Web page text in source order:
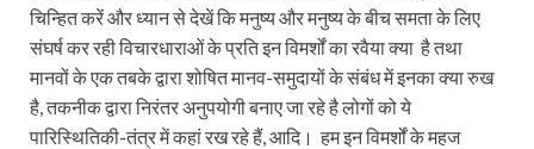
चिन्हित करें और ध्यान से देखें कि मनुष्य और मनुष्य के बीच समता के लिए
संघर्ष कर रही विचारधाराओं के प्रति इन विमर्शों का रवैया क्या है तथा
मानवों के एक तबके द्वारा शोषित मानव-समुदायों के संबंध में इनका क्या रुख
है, तकनीक द्वारा निरंतर अनुपयोगी बनाए जा रहे है लोगों को ये
पारिस्थितिकी-तंत्र में कहां रख रहे हैं, आदि। हम इन विमर्शों के महज